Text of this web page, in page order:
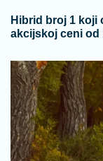
Hibrid broj 1 koji
akcijskoj ceni od